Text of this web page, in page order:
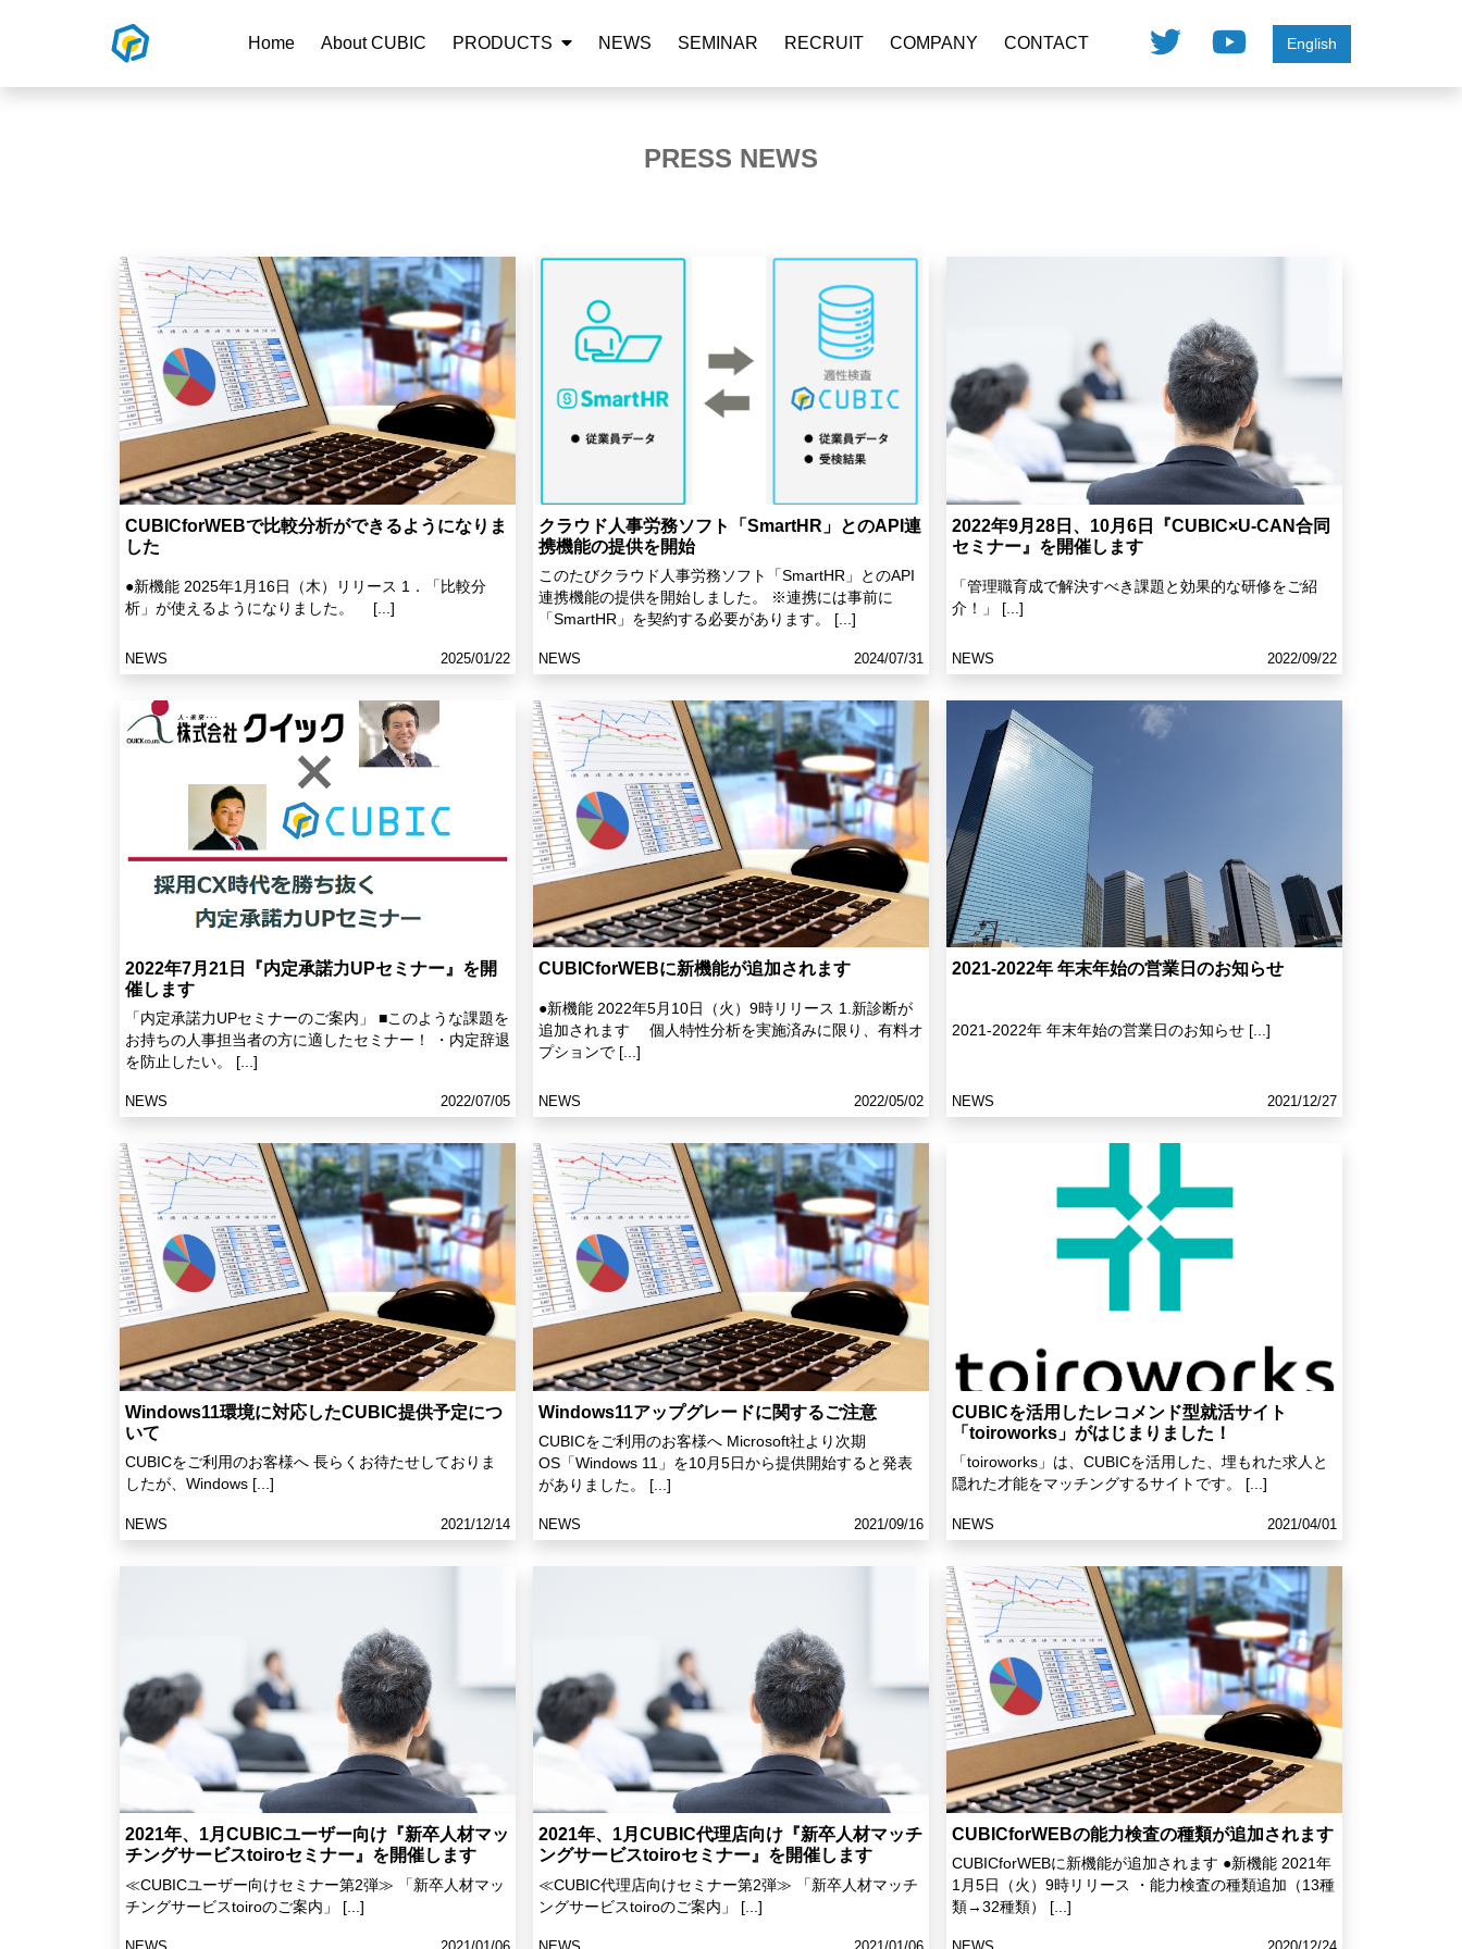
Home About CUBIC PRODUCTS NEWS SEMINAR RECRUIT COMPANY CONTACT English
PRESS NEWS
CUBICforWEBで比較分析ができるようになりま
した
●新機能 2025年1月16日（木）リリース 1．「比較分
析」が使えるようになりました。 [...]
NEWS 2025/01/22
クラウド人事労務ソフト「SmartHR」とのAPI連
携機能の提供を開始
このたびクラウド人事労務ソフト「SmartHR」とのAPI
連携機能の提供を開始しました。 ※連携には事前に
「SmartHR」を契約する必要があります。 [...]
NEWS 2024/07/31
2022年9月28日、10月6日『CUBIC×U-CAN合同
セミナー』を開催します
「管理職育成で解決すべき課題と効果的な研修をご紹
介！」 [...]
NEWS 2022/09/22
2022年7月21日『内定承諾力UPセミナー』を開
催します
「内定承諾力UPセミナーのご案内」 ■このような課題を
お持ちの人事担当者の方に適したセミナー！ ・内定辞退
を防止したい。 [...]
NEWS 2022/07/05
CUBICforWEBに新機能が追加されます
●新機能 2022年5月10日（火）9時リリース 1.新診断が
追加されます 個人特性分析を実施済みに限り、有料オ
プションで [...]
NEWS 2022/05/02
2021-2022年 年末年始の営業日のお知らせ
2021-2022年 年末年始の営業日のお知らせ [...]
NEWS 2021/12/27
Windows11環境に対応したCUBIC提供予定につ
いて
CUBICをご利用のお客様へ 長らくお待たせしておりま
したが、Windows [...]
NEWS 2021/12/14
Windows11アップグレードに関するご注意
CUBICをご利用のお客様へ Microsoft社より次期
OS「Windows 11」を10月5日から提供開始すると発表
がありました。 [...]
NEWS 2021/09/16
CUBICを活用したレコメンド型就活サイト
「toiroworks」がはじまりました！
「toiroworks」は、CUBICを活用した、埋もれた求人と
隠れた才能をマッチングするサイトです。 [...]
NEWS 2021/04/01
2021年、1月CUBICユーザー向け『新卒人材マッ
チングサービスtoiroセミナー』を開催します
≪CUBICユーザー向けセミナー第2弾≫ 「新卒人材マッ
チングサービスtoiroのご案内」 [...]
2021年、1月CUBIC代理店向け『新卒人材マッチ
ングサービスtoiroセミナー』を開催します
≪CUBIC代理店向けセミナー第2弾≫ 「新卒人材マッチ
ングサービスtoiroのご案内」 [...]
CUBICforWEBの能力検査の種類が追加されます
CUBICforWEBに新機能が追加されます ●新機能 2021年
1月5日（火）9時リリース ・能力検査の種類追加（13種
類→32種類） [...]